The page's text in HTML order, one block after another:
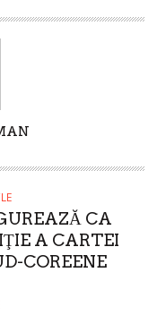
CA
A CARTEI
COREENE